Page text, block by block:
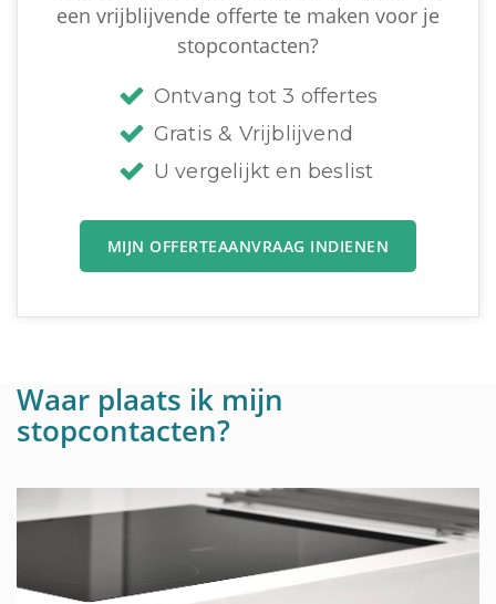
een vrijblijvende offerte te maken voor je
stopcontacten?
Ontvang tot 3 offertes
Gratis & Vrijblijvend
U vergelijkt en beslist
MIJN OFFERTEAANVRAAG INDIENEN
Waar plaats ik mijn
stopcontacten?